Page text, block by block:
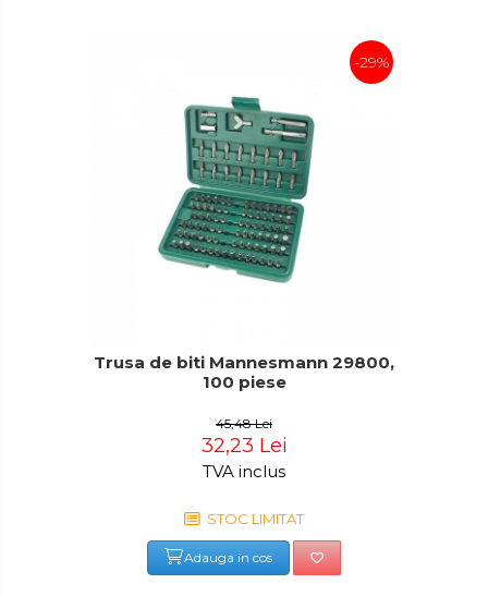
-29%
Trusa de biti Mannesmann 29800,
100 piese
45,48 Lei
32,23 Lei
TVA inclus
STOC LIMITAT
Adauga in cos